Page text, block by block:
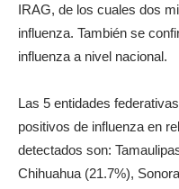
IRAG, de los cuales dos
influenza. También se
influenza a nivel nacional.
Las 5 entidades
positivos de influenza en
detectados son:
Chihuahua (21.7%),